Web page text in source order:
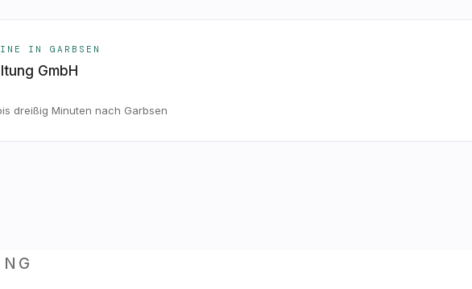
IN GARBSEN
GmbH
dreißig Minuten nach Garbsen